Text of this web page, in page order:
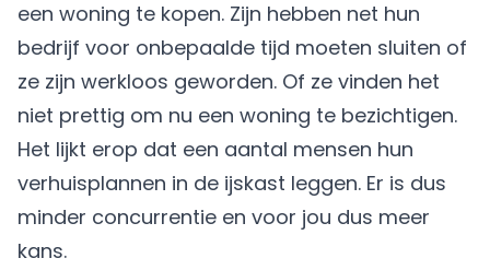
een woning te kopen. Zijn hebben net hun
bedrijf voor onbepaalde tijd moeten sluiten of
ze zijn werkloos geworden. Of ze vinden het
niet prettig om nu een woning te bezichtigen.
Het lijkt erop dat een aantal mensen hun
verhuisplannen in de ijskast leggen. Er is dus
minder concurrentie en voor jou dus meer
kans.